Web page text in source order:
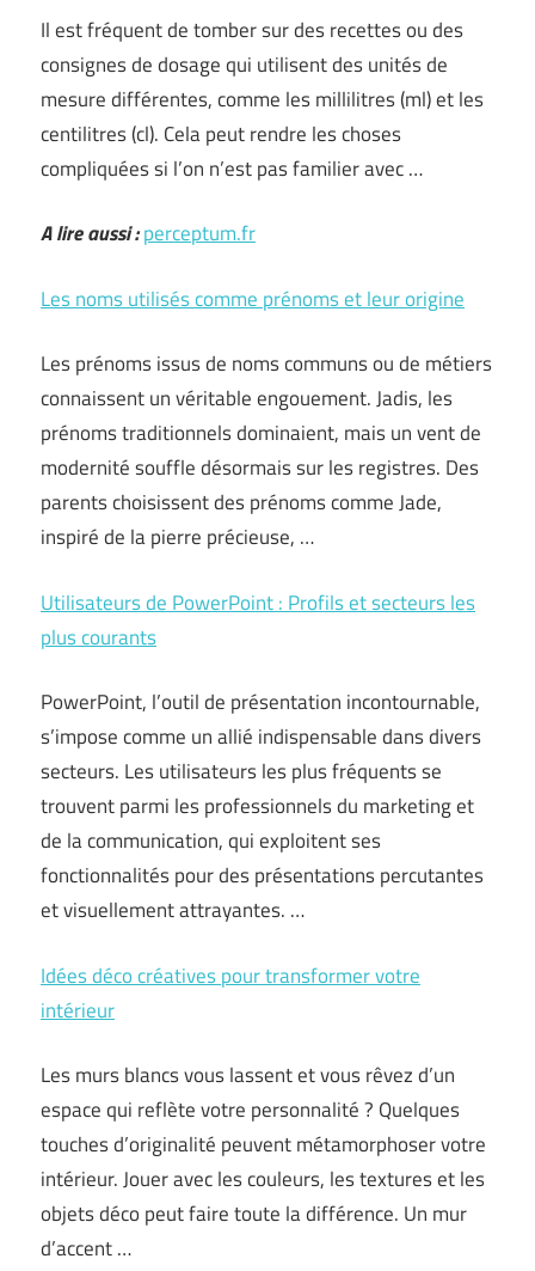
Il est fréquent de tomber sur des recettes ou des
consignes de dosage qui utilisent des unités de
mesure différentes, comme les millilitres (ml) et les
centilitres (cl). Cela peut rendre les choses
compliquées si l’on n’est pas familier avec …
A lire aussi :perceptum.fr
Les noms utilisés comme prénoms et leur origine
Les prénoms issus de noms communs ou de métiers
connaissent un véritable engouement. Jadis, les
prénoms traditionnels dominaient, mais un vent de
modernité souffle désormais sur les registres. Des
parents choisissent des prénoms comme Jade,
inspiré de la pierre précieuse, …
Utilisateurs de PowerPoint : Profils et secteurs les
plus courants
PowerPoint, l’outil de présentation incontournable,
s’impose comme un allié indispensable dans divers
secteurs. Les utilisateurs les plus fréquents se
trouvent parmi les professionnels du marketing et
de la communication, qui exploitent ses
fonctionnalités pour des présentations percutantes
et visuellement attrayantes. …
Idées déco créatives pour transformer votre
intérieur
Les murs blancs vous lassent et vous rêvez d’un
espace qui reflète votre personnalité ? Quelques
touches d’originalité peuvent métamorphoser votre
intérieur. Jouer avec les couleurs, les textures et les
objets déco peut faire toute la différence. Un mur
d’accent …